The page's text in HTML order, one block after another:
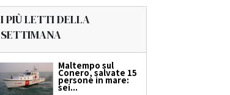
I PIÙ LETTI DELLA
SETTIMANA
Maltempo sul
Conero, salvate 15
persone in mare:
sei...